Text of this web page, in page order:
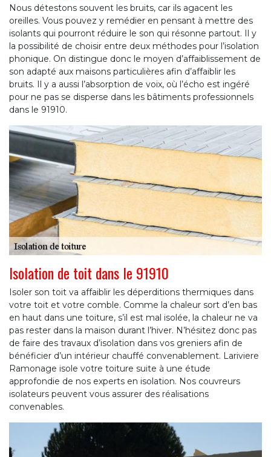
Nous détestons souvent les bruits, car ils agacent les
oreilles. Vous pouvez y remédier en pensant à mettre des
isolants qui pourront réduire le son qui résonne partout. Il y
la possibilité de choisir entre deux méthodes pour l’isolation
phonique. On distingue donc le moyen d’affaiblissement de
son adapté aux maisons particulières afin d’affaiblir les
bruits. Il y a aussi l’absorption de voix, où l’écho est ingéré
pour ne pas se disperse dans les bâtiments professionnels
dans le 91910.
Isolation de toit dans le 91910
Isoler son toit va affaiblir les déperditions thermiques dans
votre toit et votre comble. Comme la chaleur sort d’en bas
en haut dans une toiture, s’il est mal isolée, la chaleur ne va
pas rester dans la maison durant l’hiver. N’hésitez donc pas
de faire des travaux d’isolation dans vos greniers afin de
bénéficier d’un intérieur chauffé convenablement. Lariviere
Ramonage isole votre toiture suite à une étude
approfondie de nos experts en isolation. Nos couvreurs
isolateurs peuvent vous assurer des réalisations
convenables.